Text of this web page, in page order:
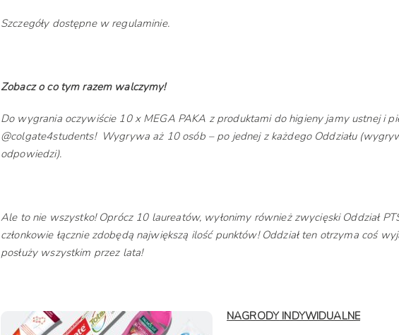
Szczegóły dostępne w regulaminie.
Zobacz o co tym razem walczymy!
Do wygrania oczywiście 10 x MEGA PAKA z produktami do higieny jamy ustnej i
@colgate4students! Wygrywa aż 10 osób – po jednej z każdego Oddziału
odpowiedzi).
Ale to nie wszystko! Oprócz 10 laureatów, wyłonimy również zwycięski Oddział
członkowie łącznie zdobędą największą ilość punktów! Oddział ten otrzyma coś
posłuży wszystkim przez lata!
NAGRODYINDYWIDUALNE